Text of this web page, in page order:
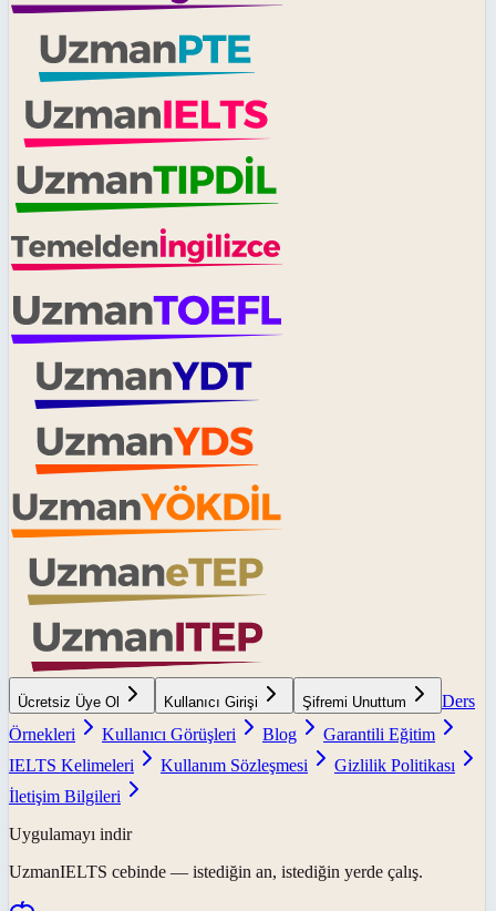
Ücretsiz Üye Ol Kullanıcı Girişi Şifremi Unuttum
Ders
Örnekleri
Kullanıcı Görüşleri Blog
Garantili Eğitim
IELTS Kelimeleri
Kullanım Sözleşmesi
Gizlilik Politikası
İletişim Bilgileri
Uygulamayı indir
UzmanIELTS cebinde — istediğin an, istediğin yerde çalış.